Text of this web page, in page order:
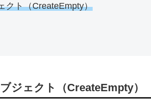
クト（CreateEmpty）
ジェクト（CreateEmpty）